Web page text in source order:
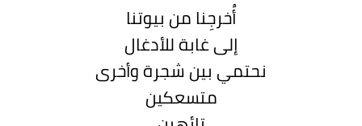
أُخرجِنا من بيوتنا
إلى غابة للأدغال
نحتمي بين شجرة وأخرى
متسعكين